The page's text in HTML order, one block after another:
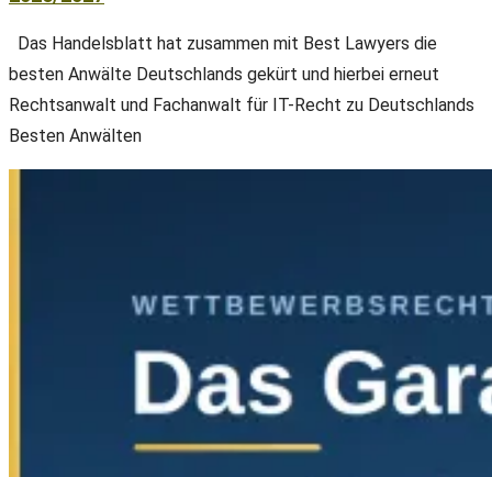
Das Handelsblatt hat zusammen mit Best Lawyers die
besten Anwälte Deutschlands gekürt und hierbei erneut
Rechtsanwalt und Fachanwalt für IT-Recht zu Deutschlands
Besten Anwälten